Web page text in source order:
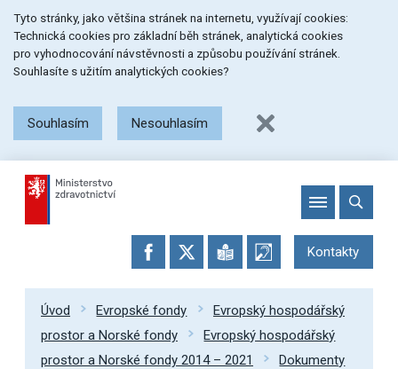
na
menu
na
obsah
na
patičku
stránky
Tyto stránky, jako většina stránek na internetu, využívají cookies:
Technická cookies pro základní běh stránek, analytická cookies
pro vyhodnocování návstěvnosti a způsobu používání stránek.
Souhlasíte s užitím analytických cookies?
Souhlasím Nesouhlasím
Kontakty
Úvod Evropské fondy
Evropský hospodářský
prostor a Norské fondy
Evropský hospodářský
prostor a Norské fondy 2014 – 2021
Dokumenty